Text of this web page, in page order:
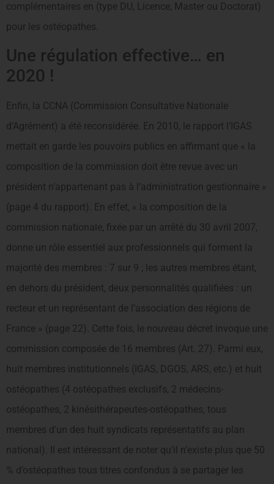
complémentaires en (type DU, Licence, Master ou Doctorat)
pour les ostéopathes.
Une régulation effective… en
2020 !
Enfin, la CCNA (Commission Consultative Nationale
d’Agrément) a été reconsidérée. En 2010, le rapport l’IGAS
mettait en garde les pouvoirs publics en affirmant que « la
composition de la commission doit être revue avec un
président n’appartenant pas à l’administration gestionnaire »
(page 4 du rapport). En effet, « la composition de la
commission nationale, fixée par un arrêté du 30 avril 2007,
donne un rôle essentiel aux professionnels qui forment la
majorité des membres : 7 sur 9 ; les autres membres étant,
en dehors du président, deux personnalités qualifiées : un
recteur et un représentant de l’association des régions de
France » (page 22). Cette fois, le nouveau décret invoque une
commission composée de 16 membres (Art. 27). Parmi eux,
huit membres institutionnels (IGAS, DGOS, ARS, etc.) et huit
ostéopathes (4 ostéopathes exclusifs, 2 médecins-
ostéopathes, 2 kinésithérapeutes-ostéopathes, tous
membres d’un des huit syndicats représentatifs au plan
national). Il est intéressant de noter qu’il n’existe plus que 50
% d’ostéopathes tous titres confondus à se partager les